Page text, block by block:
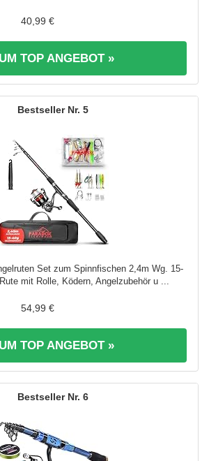
40,99 €
TOP ANGEBOT »
5
Set zum Spinnfischen 2,4m Wg. 15-
mit Rolle, Ködern, Angelzubehör u ...
54,99 €
TOP ANGEBOT »
6